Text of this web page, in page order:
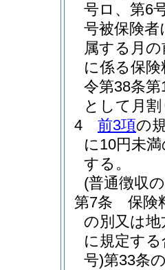
号ロ、第6
号被保険
属する月
に係る保
令第38条
として月
4
前3項の
に10円未
する。
(普通徴収
第7条
保険
の別又は地
に規定す
号)第33条